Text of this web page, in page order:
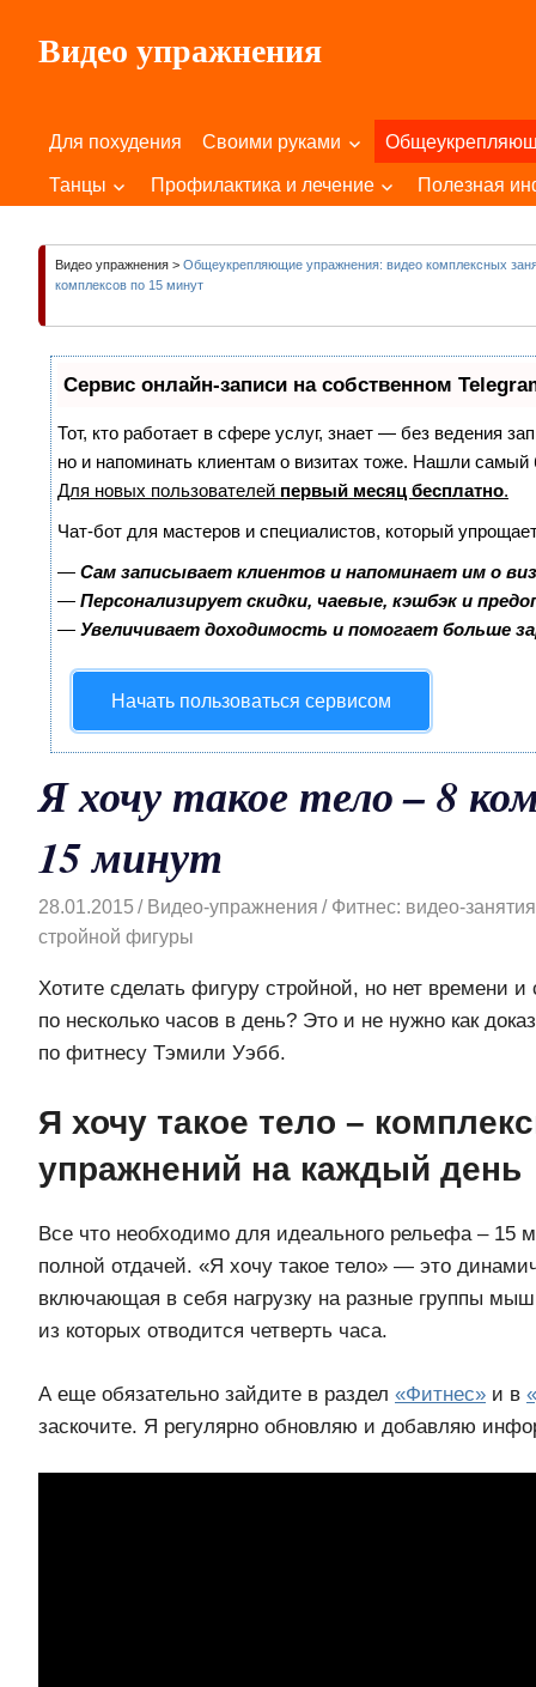
содержимому
Видео упражнения
Вашего
Для похудения Своими руками
Танцы Профилактика и лечение Полезная
Видео упражнения > Общеукрепляющие упражнения: видео комплексных
комплексов по 15 минут
Сервис онлайн-записи на собственном
Тот, кто работает в сфере услуг, знает — без ведения
но и напоминать клиентам о визитах тоже. Нашли
Для новых пользователей первый месяц бесплатно.
Чат-бот для мастеров и специалистов, который
— Сам записывает клиентов и напоминает им о
— Персонализирует скидки, чаевые, кэшбэк и
— Увеличивает доходимость и помогает больше
Начать пользоваться сервисом
Я хочу такое тело – 8
15 минут
28.01.2015 Видео-упражнения
Фитнес: видео-
стройной фигуры
Хотите сделать фигуру стройной, но нет времени и
по несколько часов в день? Это и не нужно как
по фитнесу Тэмили Уэбб.
Я хочу такое тело –
упражнений на каждый день
Все что необходимо для идеального рельефа – 15
полной отдачей. «Я хочу такое тело» — это
включающая в себя нагрузку на разные группы
из которых отводится четверть часа.
А еще обязательно зайдите в раздел «Фитнес» и в
заскочите. Я регулярно обновляю и добавляю